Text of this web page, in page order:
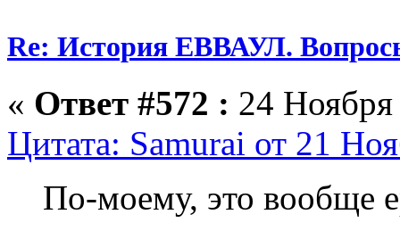
Re: История ЕВВАУЛ.
« Ответ #572 : 24
Цитата: Samurai от 21
По-моему, это вообще